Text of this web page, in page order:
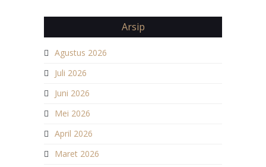
Arsip
Agustus 2026
Juli 2026
Juni 2026
Mei 2026
April 2026
Maret 2026